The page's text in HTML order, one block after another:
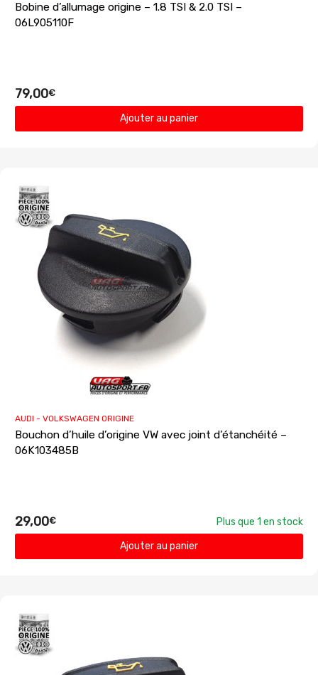
Bobine d’allumage origine – 1.8 TSI & 2.0 TSI –
06L905110F
79,00€
Ajouter au panier
AUDI - VOLKSWAGEN ORIGINE
Bouchon d’huile d’origine VW avec joint d’étanchéité –
06K103485B
29,00€
Plus que 1 en stock
Ajouter au panier